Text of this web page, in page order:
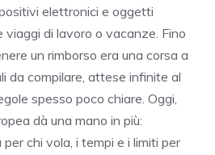
elettronici e oggetti
viaggi di lavoro o vacanze. Fino
un rimborso era una corsa a
da compilare, attese infinite al
spesso poco chiare. Oggi,
dà una mano in più:
chi vola, i tempi e i limiti per